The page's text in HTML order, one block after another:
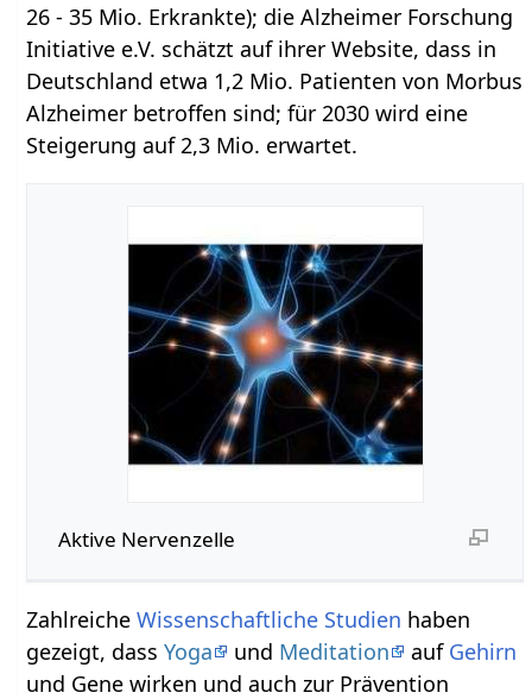
26 - 35 Mio. Erkrankte); die Alzheimer Forschung
Initiative e.V. schätzt auf ihrer Website, dass in
Deutschland etwa 1,2 Mio. Patienten von Morbus
Alzheimer betroffen sind; für 2030 wird eine
Steigerung auf 2,3 Mio. erwartet.
Aktive Nervenzelle
ZahlreicheWissenschaftliche Studien haben
gezeigt, dassYoga und Meditation auf Gehirn
und Gene wirken und auch zur Prävention